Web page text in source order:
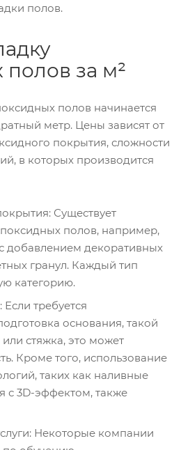
полов.
за м²
полов начинается
метр. Цены зависят от
покрытия, сложности
в которых производится
Существует
полов, например,
добавлением декоративных
гранул. Каждый тип
категорию.
требуется
основания, такой
стяжка, это может
Кроме того, использование
таких как наливные
с 3D-эффектом, также
Некоторые компании